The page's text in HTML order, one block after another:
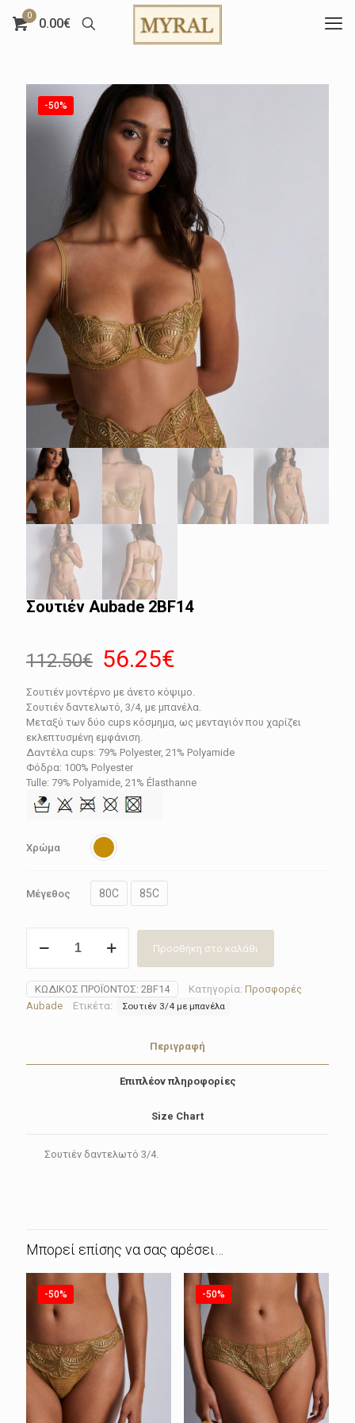
0
0.00€
-50%
Σουτιέν Aubade 2BF14
112.50€ Original
price
was:
112.50€.
56.25€
τιμή
είναι:
56.25€.
Σουτιέν μοντέρνο με άνετο κόψιμο.
Σουτιέν δαντελωτό, 3/4, με μπανέλα.
Μεταξύ των δύο cups κόσμημα, ως μενταγιόν που χαρίζει
εκλεπτυσμένη εμφάνιση.
Δαντέλα cups: 79% Polyester, 21% Polyamide
Φόδρα: 100% Polyester
Tulle: 79% Polyamide, 21% Élasthanne
Χρώμα
Μέγεθος 80C 85C
Aubade
ποσότητα
Προσθήκη στο καλάθι
ΚΩΔΙΚΌΣ ΠΡΟΪΌΝΤΟΣ: 2BF14 Κατηγορία: Προσφορές
Aubade
Ετικέτα: Σουτιέν 3/4 με μπανέλα
Περιγραφή
Επιπλέον πληροφορίες
Size Chart
Σουτιέν δαντελωτό 3/4.
Μπορεί επίσης να σας αρέσει…
-50% -50%